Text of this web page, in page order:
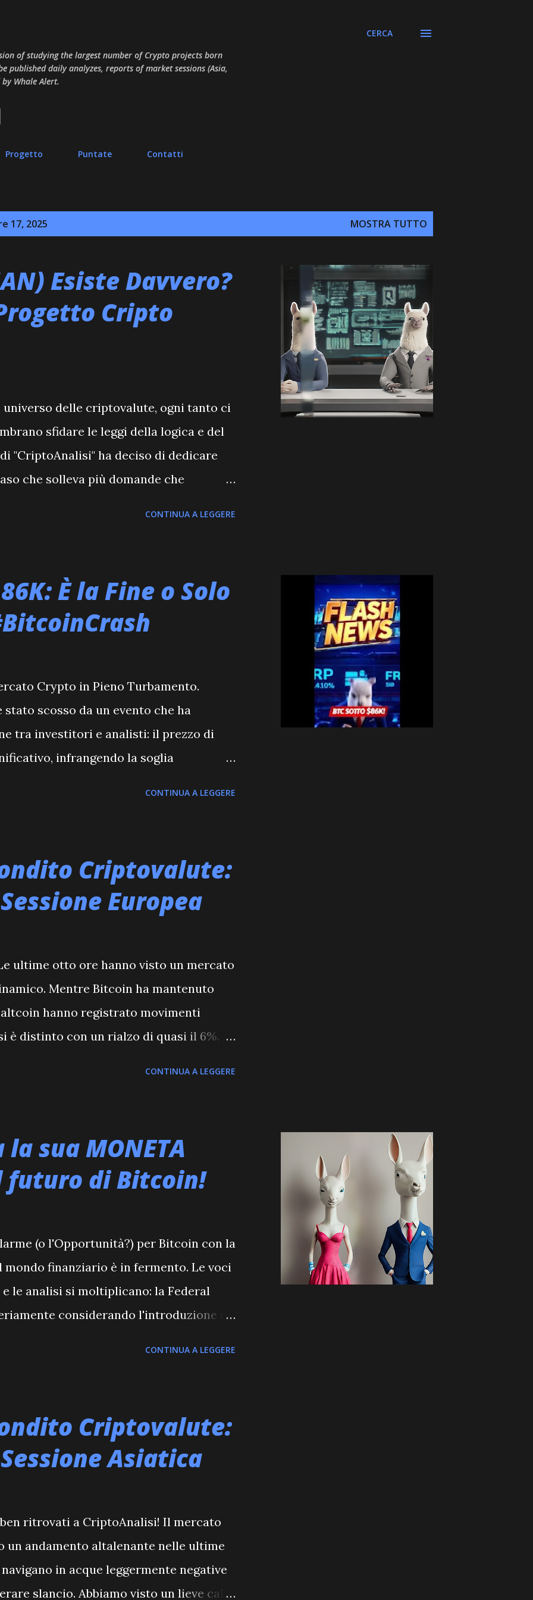
of studying the largest number of Crypto projects born
daily analyzes, reports of market sessions (Asia,
Whale Alert.
CERCA
Progetto Puntate Contatti
17, 2025 MOSTRA TUTTO
Esiste Davvero?
Cripto
universo delle criptovalute, ogni tanto ci
sfidare le leggi della logica e del
"CriptoAnalisi" ha deciso di dedicare
che solleva più domande che
e variazioni giornaliere assenti, questo
e proprio enigma. Non compare nelle
piattaforme di monitoraggio
zero in questo contesto? Potrebbe
così iniziale da non a...
CONTINUA A LEGGERE
È la Fine o Solo
Crypto in Pieno Turbamento.
scosso da un evento che ha
tra investitori e analisti: il prezzo di
infrangendo la soglia
il mercato sta ora vivendo una fase di
approfondita. L'Impatto dei Deflussi
hanno superato i 500 milioni di
rappresenta il più grande deflusso
CONTINUA A LEGGERE
Criptovalute:
Europea
ultime otto ore hanno visto un mercato
Mentre Bitcoin ha mantenuto
hanno registrato movimenti
è distinto con un rialzo di quasi il 6%.
noi per scoprire cosa è successo alle
Analisi di Cardano (ADA) Cardano
riflette una cautela generale nel
attendono sviluppi concreti per
CONTINUA A LEGGERE
sua MONETA
futuro di Bitcoin!
(o l'Opportunità?) per Bitcoin con la
mondo finanziario è in fermento. Le voci
le analisi si moltiplicano: la Federal
considerando l'introduzione di
Bitcoin ed Ethereum. In
animato che unisce autorevolezza
solleva interrogativi cruciali: si tratta
le criptovalute decentralizzate, o di un
CONTINUA A LEGGERE
Criptovalute:
Asiatica
ritrovati a CriptoAnalisi! Il mercato
andamento altalenante nelle ultime
in acque leggermente negative
slancio. Abbiamo visto un lieve calo